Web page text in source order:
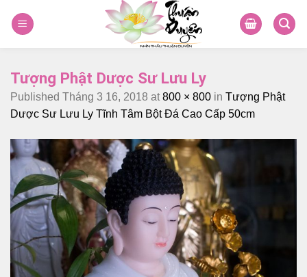
Tượng Phật Dược Sư Lưu Ly
Published Tháng 3 16, 2018 at 800 × 800 in Tượng Phật
Dược Sư Lưu Ly Tĩnh Tâm Bột Đá Cao Cấp 50cm